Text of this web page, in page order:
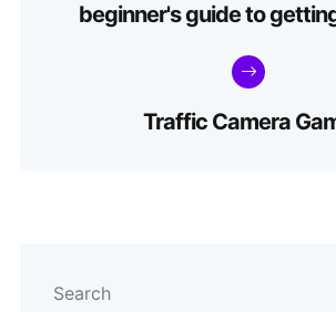
beginner's guide to
Traffic Camera
Search